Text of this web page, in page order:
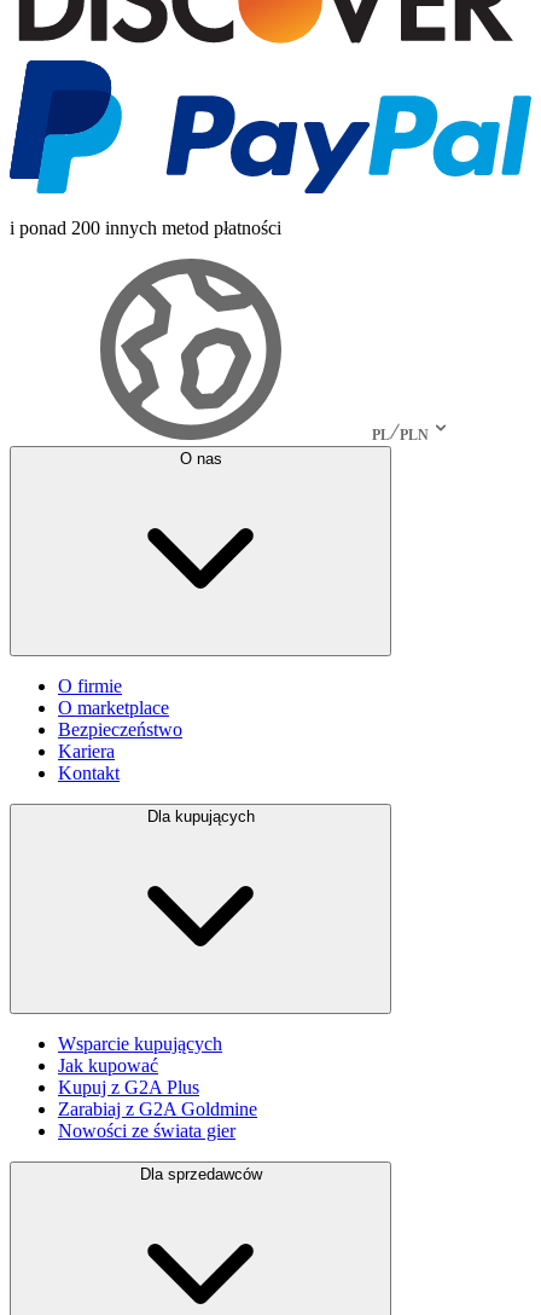
i ponad 200 innych metod płatności
PL PLN
O nas
O firmie
O marketplace
Bezpieczeństwo
Kariera
Kontakt
Dla kupujących
Wsparcie kupujących
Jak kupować
Kupuj z G2A Plus
Zarabiaj z G2A Goldmine
Nowości ze świata gier
Dla sprzedawców